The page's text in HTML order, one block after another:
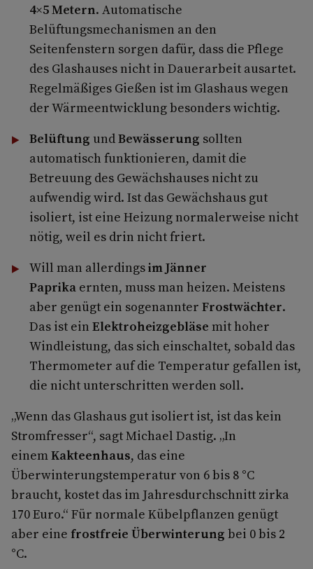
4×5 Metern. Automatische
Belüftungsmechanismen an den
Seitenfenstern sorgen dafür, dass die Pflege
des Glashauses nicht in Dauerarbeit ausartet.
Regelmäßiges Gießen ist im Glashaus wegen
der Wärmeentwicklung besonders wichtig.
Belüftung undBewässerung sollten
automatisch funktionieren, damit die
Betreuung des Gewächshauses nicht zu
aufwendig wird. Ist das Gewächshaus gut
isoliert, ist eine Heizung normalerweise nicht
nötig, weil es drin nicht friert.
Will man allerdingsim Jänner
Paprika ernten, muss man heizen. Meistens
aber genügt ein sogenannter Frostwächter.
Das ist ein Elektroheizgebläse mit hoher
Windleistung, das sich einschaltet, sobald das
Thermometer auf die Temperatur gefallen ist,
die nicht unterschritten werden soll.
„Wenn das Glashaus gut isoliert ist, ist das kein
Stromfresser“, sagt Michael Dastig. „In
einemKakteenhaus, das eine
Überwinterungstemperatur von 6 bis 8 °C
braucht, kostet das im Jahresdurchschnitt zirka
170 Euro.“ Für normale Kübelpflanzen genügt
aber eine frostfreie Überwinterung bei 0 bis 2
°C.